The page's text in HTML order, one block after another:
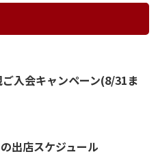
入会キャンペーン(8/31ま
出店スケジュール